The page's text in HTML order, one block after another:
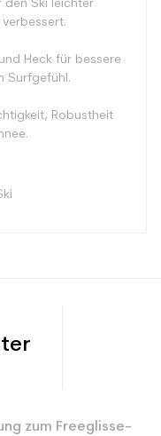
den Ski leichter
Heck für bessere
Surfgefühl.
Robustheit
zum Freeglisse-